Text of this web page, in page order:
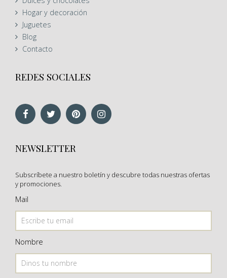
Hogar y decoración
Juguetes
Blog
Contacto
REDES SOCIALES
NEWSLETTER
Subscríbete a nuestro boletín y descubre todas nuestras ofertas
y promociones.
Mail
Nombre